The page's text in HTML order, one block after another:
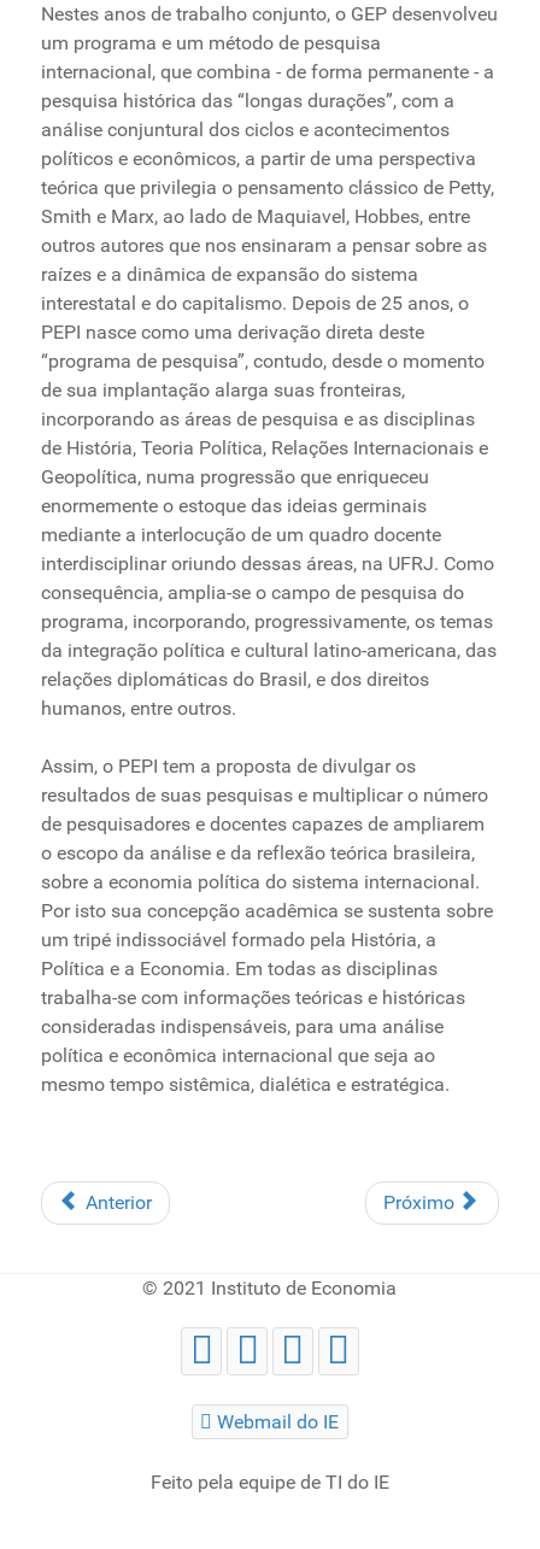
Nestes anos de trabalho conjunto, o GEP desenvolveu
um programa e um método de pesquisa
internacional, que combina - de forma permanente - a
pesquisa histórica das “longas durações”, com a
análise conjuntural dos ciclos e acontecimentos
políticos e econômicos, a partir de uma perspectiva
teórica que privilegia o pensamento clássico de Petty,
Smith e Marx, ao lado de Maquiavel, Hobbes, entre
outros autores que nos ensinaram a pensar sobre as
raízes e a dinâmica de expansão do sistema
interestatal e do capitalismo. Depois de 25 anos, o
PEPI nasce como uma derivação direta deste
“programa de pesquisa”, contudo, desde o momento
de sua implantação alarga suas fronteiras,
incorporando as áreas de pesquisa e as disciplinas
de História, Teoria Política, Relações Internacionais e
Geopolítica, numa progressão que enriqueceu
enormemente o estoque das ideias germinais
mediante a interlocução de um quadro docente
interdisciplinar oriundo dessas áreas, na UFRJ. Como
consequência, amplia-se o campo de pesquisa do
programa, incorporando, progressivamente, os temas
da integração política e cultural latino-americana, das
relações diplomáticas do Brasil, e dos direitos
humanos, entre outros.
Assim, o PEPI tem a proposta de divulgar os
resultados de suas pesquisas e multiplicar o número
de pesquisadores e docentes capazes de ampliarem
o escopo da análise e da reflexão teórica brasileira,
sobre a economia política do sistema internacional.
Por isto sua concepção acadêmica se sustenta sobre
um tripé indissociável formado pela História, a
Política e a Economia. Em todas as disciplinas
trabalha-se com informações teóricas e históricas
consideradas indispensáveis, para uma análise
política e econômica internacional que seja ao
mesmo tempo sistêmica, dialética e estratégica.
Anterior Próximo
© 2021 Instituto de Economia
Webmail do IE
Feito pela equipe de TI do IE